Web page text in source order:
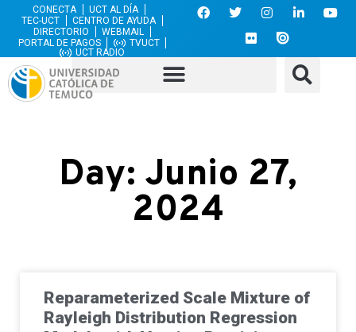
CONECTA
UCT AL DÍA
TEC-UCT
CENTRO DE AYUDA
DIRECTORIO
WEBMAIL
PORTAL DE PAGOS
TVUCT
UCT RADIO
Day: Junio 27,
2024
Reparameterized Scale Mixture of
Rayleigh Distribution Regression